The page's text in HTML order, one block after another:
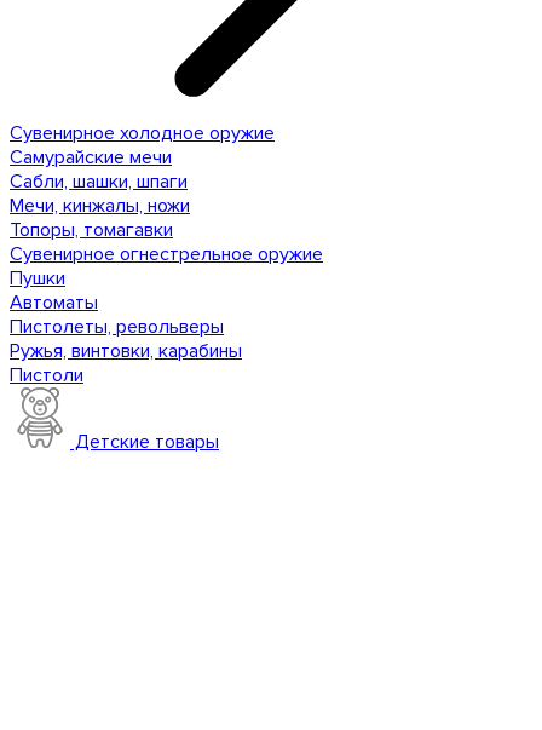
Сувенирное холодное оружие
Самурайские мечи
Сабли, шашки, шпаги
Мечи, кинжалы, ножи
Топоры, томагавки
Сувенирное огнестрельное оружие
Пушки
Автоматы
Пистолеты, револьверы
Ружья, винтовки, карабины
Пистоли
Детские товары